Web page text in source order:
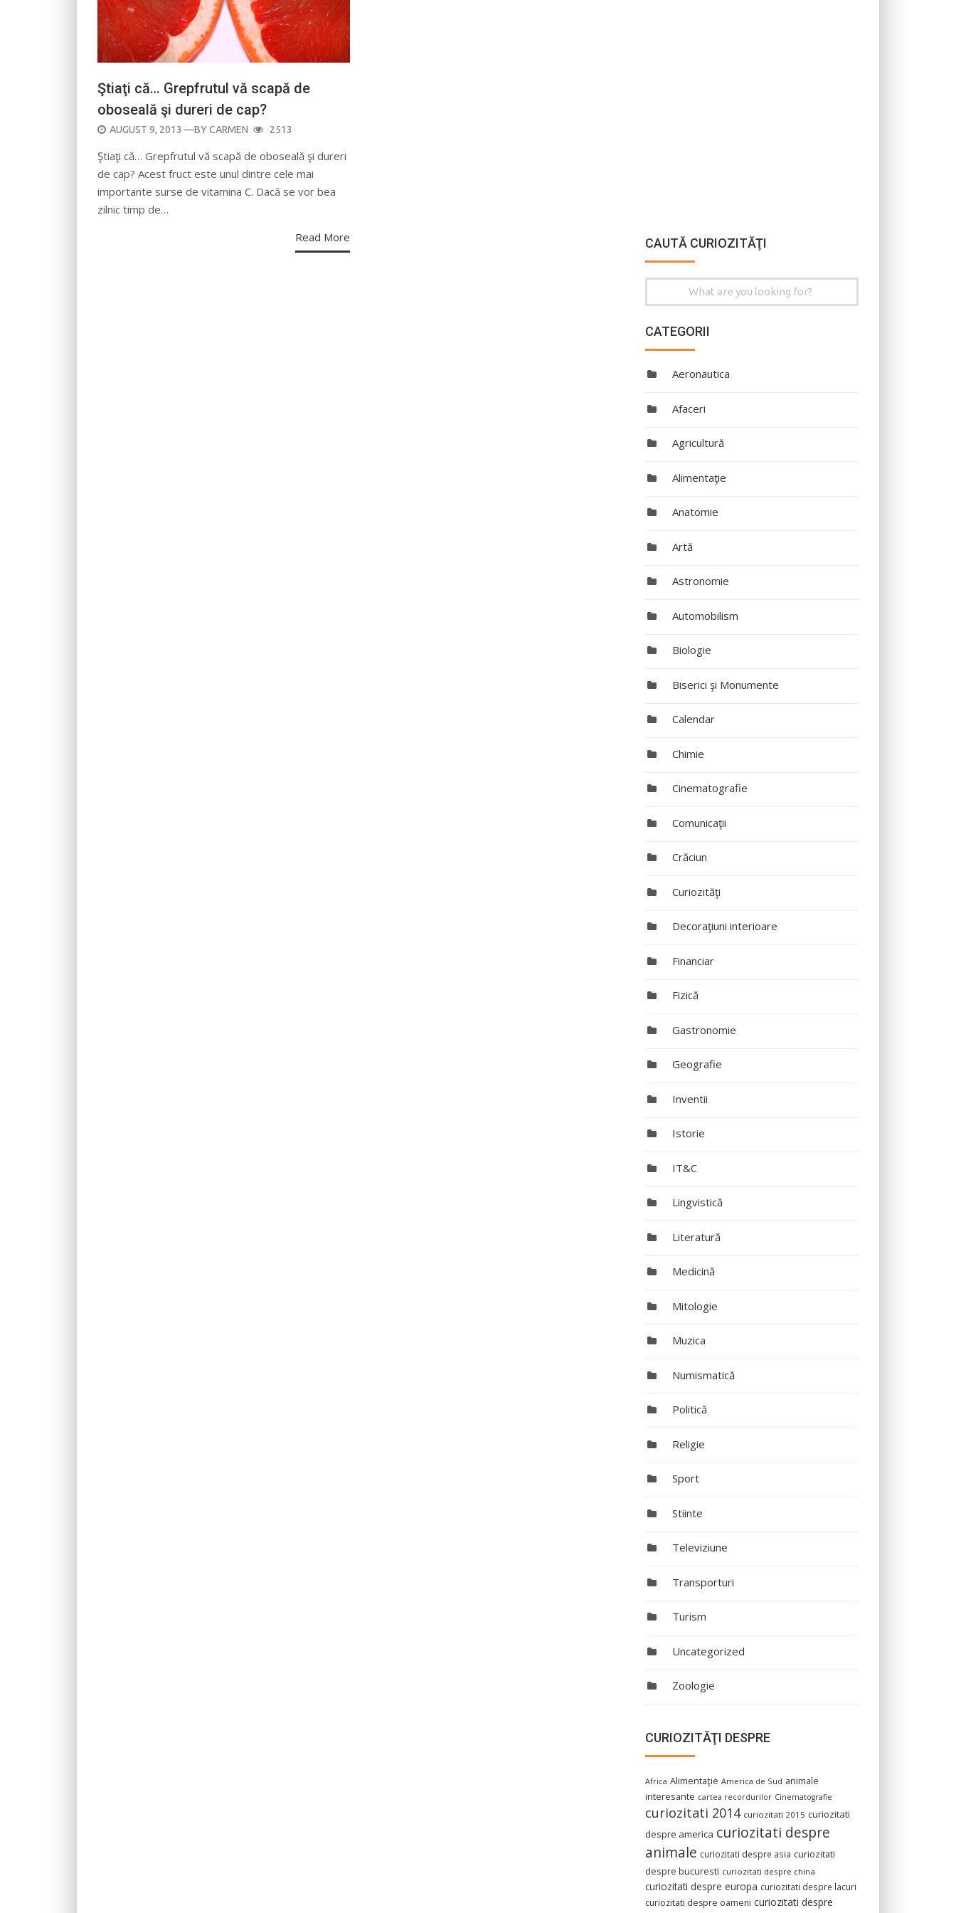
Ştiaţi că… Grepfrutul vă scapă de
oboseală şi dureri de cap?
POSTED
AUGUST 9, 2013 —BYCARMEN 2513
Ştiaţi că… Grepfrutul vă scapă de oboseală şi dureri
de cap? Acest fruct este unul dintre cele mai
importante surse de vitamina C. Dacă se vor bea
zilnic timp de…
Read More
CAUTĂ CURIOZITĂŢI
Search
CATEGORII
Aeronautica
Afaceri
Agricultură
Alimentaţie
Anatomie
Artă
Astronomie
Automobilism
Biologie
Biserici şi Monumente
Calendar
Chimie
Cinematografie
Comunicaţii
Crăciun
Curiozităţi
Decoraţiuni interioare
Financiar
Fizică
Gastronomie
Geografie
Inventii
Istorie
IT&C
Lingvistică
Literatură
Medicină
Mitologie
Muzica
Numismatică
Politică
Religie
Sport
Stiinte
Televiziune
Transporturi
Turism
Uncategorized
Zoologie
CURIOZITĂŢI DESPRE
Africa Alimentaţie America de Sud animale
interesante cartea recordurilor Cinematografie
curiozitati 2014 curiozitati 2015 curiozitati
despre america curiozitati despre
animale curiozitati despre asia curiozitati
despre bucuresti curiozitati despre china
curiozitati despre europa curiozitati despre lacuri
curiozitati despre oameni curiozitati despre